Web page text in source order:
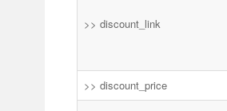
>> discount_link
>> discount_price